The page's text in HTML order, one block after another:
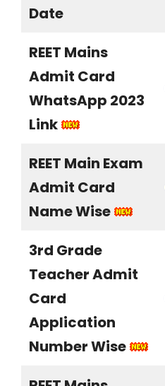
Date
REET Mains
Admit Card
WhatsApp 2023
Link
REET Main Exam
Admit Card
Name Wise
3rd Grade
Teacher Admit
Card
Application
Number Wise